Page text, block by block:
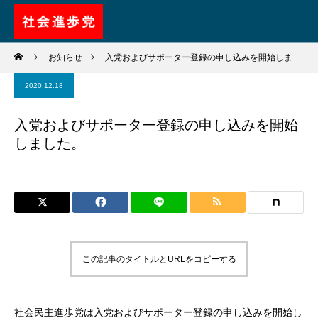
お知らせ 入党およびサポーター登録の申し込みを開始しました。
2020.12.18
入党およびサポーター登録の申し込みを開始
しました。
この記事のタイトルとURLをコピーする
社会民主進歩党は入党およびサポーター登録の申し込みを開始し